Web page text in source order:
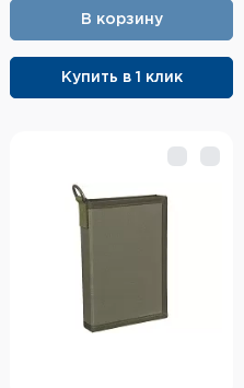
В корзину
Купить в 1 клик